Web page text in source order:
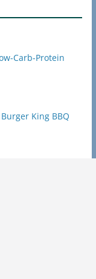
Carb-Protein
Burger King BBQ